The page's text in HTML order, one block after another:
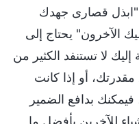
"ابذل قصارى جهدك
الآخرون" يحتاج إلى
لا تستنفد الكثير من
أو إذا كانت
فيمكنك بدافع الضمير
للآخرين بأفضل ما